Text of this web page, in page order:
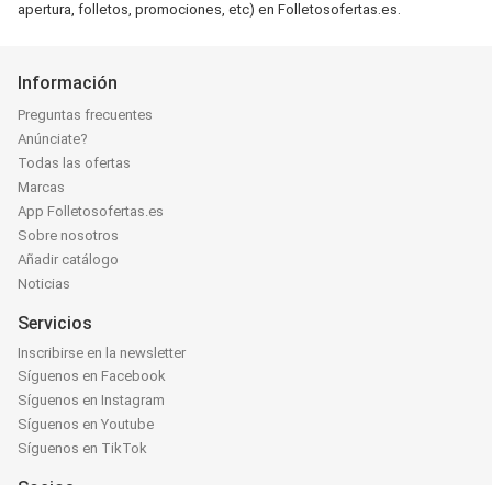
apertura, folletos, promociones, etc) en Folletosofertas.es.
Información
Preguntas frecuentes
Anúnciate?
Todas las ofertas
Marcas
App Folletosofertas.es
Sobre nosotros
Añadir catálogo
Noticias
Servicios
Inscribirse en la newsletter
Síguenos en Facebook
Síguenos en Instagram
Síguenos en Youtube
Síguenos en TikTok